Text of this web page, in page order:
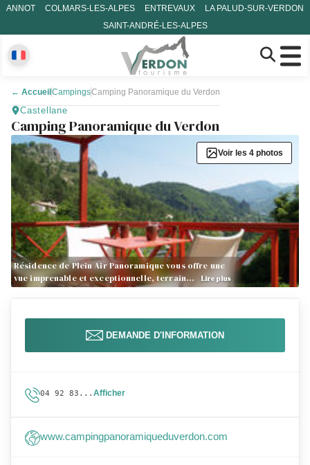
ANNOT COLMARS-LES-ALPES ENTREVAUX
LA PALUD-SUR-VERDON
SAINT-ANDRÉ-LES-ALPES
← Accueil CampingsCamping Panoramique du Verdon
Castellane
Camping Panoramique du Verdon
Résidence de Plein Air Panoramique vous offre une
vue imprenable et exceptionnelle, terrain…
Lire plus
Voir les 4 photos
DEMANDE D'INFORMATION
04 92 83... Afficher
www.campingpanoramiqueduverdon.com